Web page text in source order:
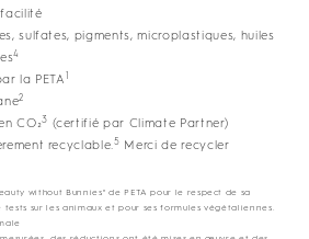
sulfates, pigments, microplastiques, huiles
4
la PETA 1
2
CO₂3 (certifié par Climate Partner)
recyclable.5 Merci de recycler
without Bunnies" de PETA pour le respect de sa
sur les animaux et pour ses formules végétaliennes.